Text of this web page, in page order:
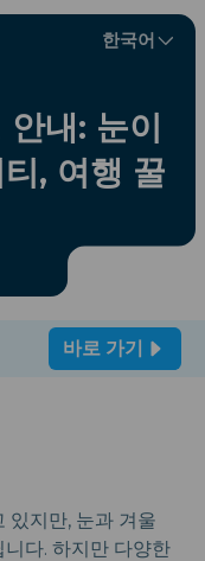
한국어
내: 눈이
, 여행 꿀
바로 가기
있지만, 눈과 겨울
다. 하지만 다양한